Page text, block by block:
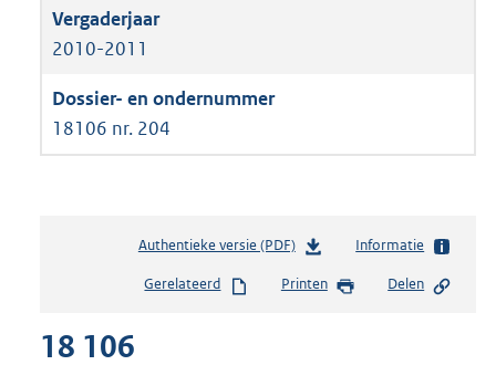
2010-2011
18106 nr. 204
Authentieke versie (PDF)b
s
Informatie
Gerelateerd Printen Delen
18 106